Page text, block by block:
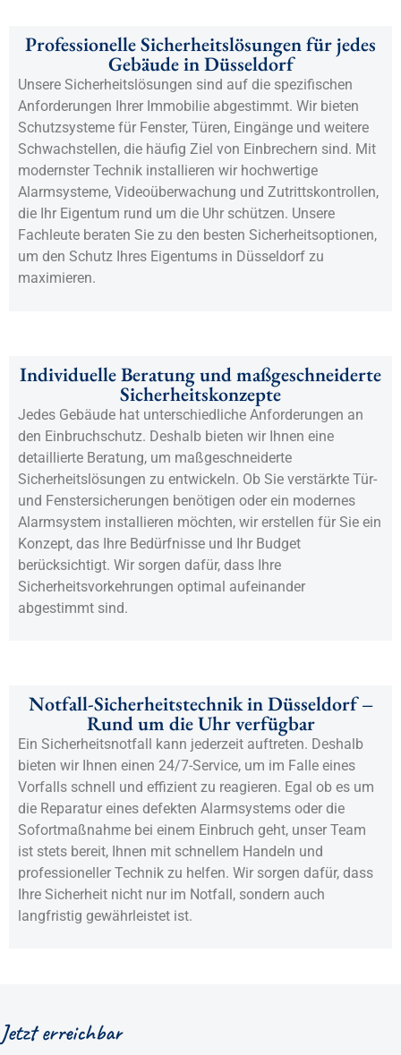
Professionelle Sicherheitslösungen für jedes
Gebäude in Düsseldorf
Unsere Sicherheitslösungen sind auf die spezifischen
Anforderungen Ihrer Immobilie abgestimmt. Wir bieten
Schutzsysteme für Fenster, Türen, Eingänge und weitere
Schwachstellen, die häufig Ziel von Einbrechern sind. Mit
modernster Technik installieren wir hochwertige
Alarmsysteme, Videoüberwachung und Zutrittskontrollen,
die Ihr Eigentum rund um die Uhr schützen. Unsere
Fachleute beraten Sie zu den besten Sicherheitsoptionen,
um den Schutz Ihres Eigentums in Düsseldorf zu
maximieren.
Individuelle Beratung und maßgeschneiderte
Sicherheitskonzepte
Jedes Gebäude hat unterschiedliche Anforderungen an
den Einbruchschutz. Deshalb bieten wir Ihnen eine
detaillierte Beratung, um maßgeschneiderte
Sicherheitslösungen zu entwickeln. Ob Sie verstärkte Tür-
und Fenstersicherungen benötigen oder ein modernes
Alarmsystem installieren möchten, wir erstellen für Sie ein
Konzept, das Ihre Bedürfnisse und Ihr Budget
berücksichtigt. Wir sorgen dafür, dass Ihre
Sicherheitsvorkehrungen optimal aufeinander
abgestimmt sind.
Notfall-Sicherheitstechnik in Düsseldorf –
Rund um die Uhr verfügbar
Ein Sicherheitsnotfall kann jederzeit auftreten. Deshalb
bieten wir Ihnen einen 24/7-Service, um im Falle eines
Vorfalls schnell und effizient zu reagieren. Egal ob es um
die Reparatur eines defekten Alarmsystems oder die
Sofortmaßnahme bei einem Einbruch geht, unser Team
ist stets bereit, Ihnen mit schnellem Handeln und
professioneller Technik zu helfen. Wir sorgen dafür, dass
Ihre Sicherheit nicht nur im Notfall, sondern auch
langfristig gewährleistet ist.
Jetzt erreichbar